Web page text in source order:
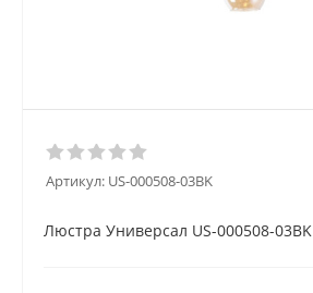
Артикул: US-000508-03BK
Люстра Универсал US-000508-03BK